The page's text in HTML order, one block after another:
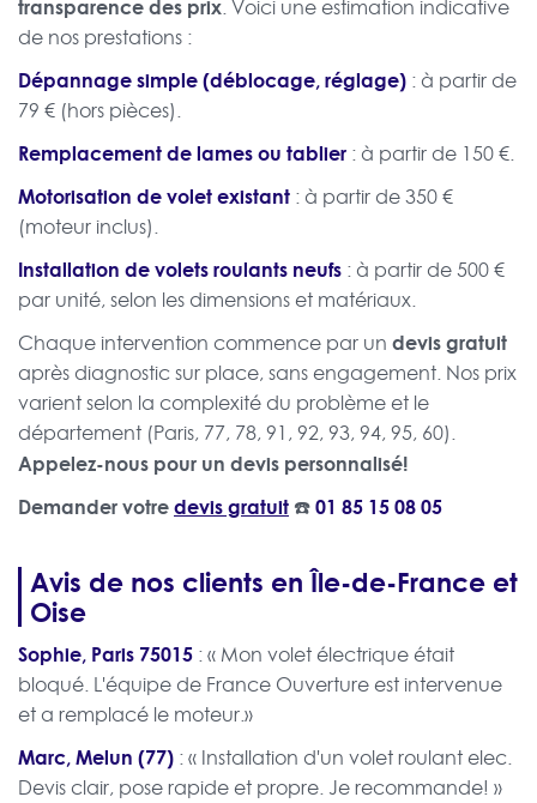
transparence des prix. Voici une estimation indicative
de nos prestations :
Dépannage simple (déblocage, réglage) : à partir de
79 € (hors pièces).
Remplacement de lames ou tablier : à partir de 150 €.
Motorisation de volet existant : à partir de 350 €
(moteur inclus).
Installation de volets roulants neufs : à partir de 500 €
par unité, selon les dimensions et matériaux.
Chaque intervention commence par un devis gratuit
après diagnostic sur place, sans engagement. Nos prix
varient selon la complexité du problème et le
département (Paris, 77, 78, 91, 92, 93, 94, 95, 60).
Appelez-nous pour un devis personnalisé!
Demander votredevis gratuit ☎️01 85 15 08 05
Avis de nos clients en Île-de-France et
Oise
Sophie, Paris 75015 : « Mon volet électrique était
bloqué. L'équipe de France Ouverture est intervenue
et a remplacé le moteur.»
Marc, Melun (77) : « Installation d'un volet roulant elec.
Devis clair, pose rapide et propre. Je recommande! »